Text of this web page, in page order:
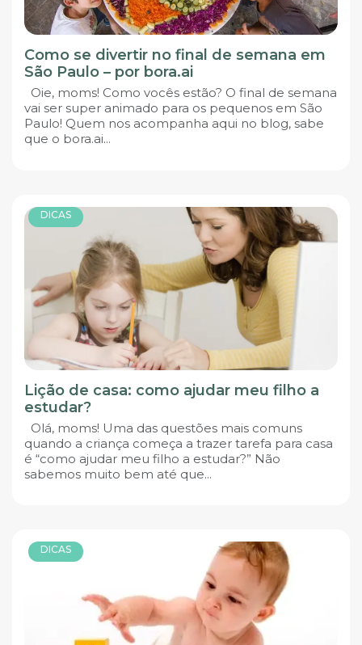
Como se divertir no final de semana em
São Paulo – por bora.ai
Oie, moms! Como vocês estão? O final de semana
vai ser super animado para os pequenos em São
Paulo! Quem nos acompanha aqui no blog, sabe
que o bora.ai...
DICAS
Lição de casa: como ajudar meu filho a
estudar?
Olá, moms! Uma das questões mais comuns
quando a criança começa a trazer tarefa para casa
é “como ajudar meu filho a estudar?” Não
sabemos muito bem até que...
DICAS